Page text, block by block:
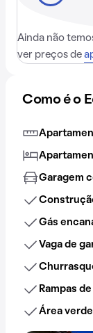
Ainda não
ver preços de
Como é o
Garagem
Gás
Vaga de
Rampas
Área verde